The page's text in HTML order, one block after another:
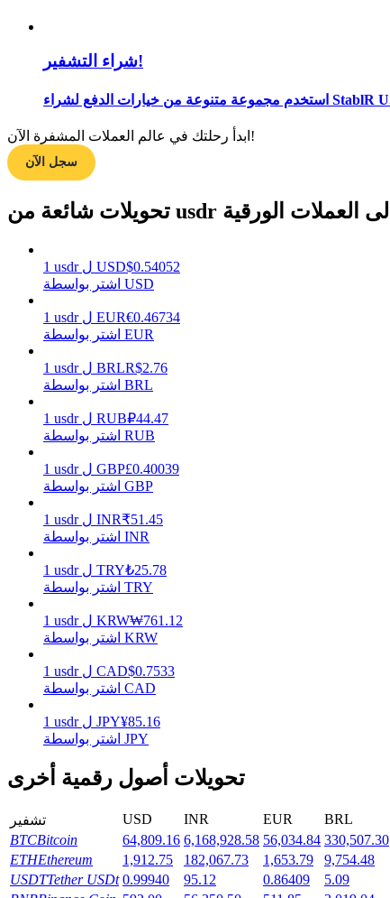
مرشد
دليل المبتدئين للعقود الآجلة
استراتيجيات التداول
تعلم كيفية البقاء مربحة
يكسب
خنزير الطاقة
احصل على مكافآت تنافسية يوميًا
شراء التشفير!
ابدأ رحلتك في عالم العملات المشفرة الآن!
سجل الآن
تحويلات شائعة من usdr إلى العملات الورقية
1 usdr ل USD$0.54052
اشتر بواسطة USD
1 usdr ل EUR€0.46734
اشتر بواسطة EUR
1 usdr ل BRLR$2.76
اشتر بواسطة BRL
1 usdr ل RUB₽44.47
اشتر بواسطة RUB
1 usdr ل GBP£0.40039
اشتر بواسطة GBP
1 usdr ل INR₹51.45
اشتر بواسطة INR
1 usdr ل TRY₺25.78
اشتر بواسطة TRY
1 usdr ل KRW₩761.12
اشتر بواسطة KRW
1 usdr ل CAD$0.7533
اشتر بواسطة CAD
1 usdr ل JPY¥85.16
اشتر بواسطة JPY
تحويلات أصول رقمية أخرى
تشفير USD INR EUR BRL
BTCBitcoin 64,809.16 6,168,928.58 56,034.84 330,507.30
ETHEthereum 1,912.75 182,067.73 1,653.79 9,754.48
USDTTether USDt 0.99940 95.12 0.86409 5.09